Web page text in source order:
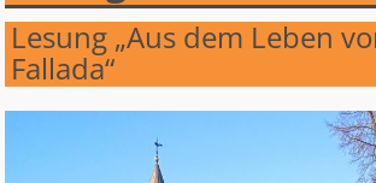
Lesung „Aus dem Leben
Fallada“